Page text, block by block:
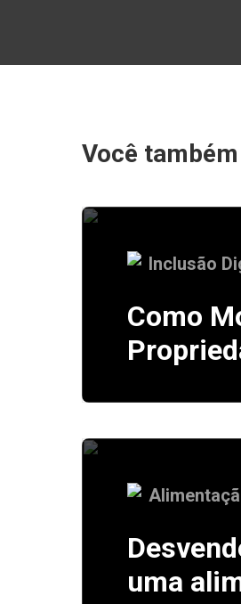
Você
Inclusão
Como
uma